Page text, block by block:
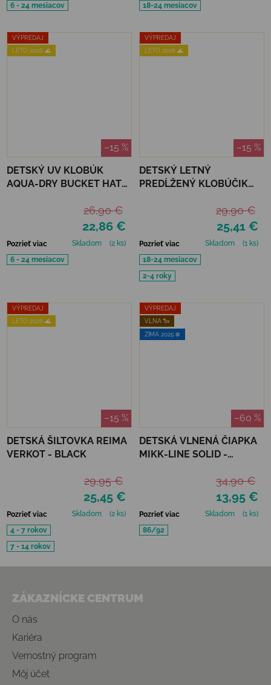
6 - 24 mesiacov
18-24 mesiacov
VÝPREDAJ
LETO 2026 🌊
–15 %
DETSKÝ UV KLOBÚK
AQUA-DRY BUCKET HAT
22,86 €
26,90 €
Pozrieť viac Skladom
(2 ks)
6 - 24 mesiacov
VÝPREDAJ
LETO 2026 🌊
–15 %
DETSKÝ LETNÝ
PREDĹŽENÝ KLOBÚČIK
25,41 €
29,90 €
Pozrieť viac Skladom
(1 ks)
18-24 mesiacov
2-4 roky
VÝPREDAJ
LETO 2026 🌊
–15 %
DETSKÁ ŠILTOVKA REIMA
VERKOT - BLACK
25,45 €
29,95 €
Pozrieť viac Skladom
(2 ks)
4 - 7 rokov
7 - 14 rokov
VÝPREDAJ
VLNA 🐑
ZIMA 2025 ❄️
–60 %
DETSKÁ VLNENÁ ČIAPKA
MIKK-LINE SOLID -
13,95 €
34,90 €
Pozrieť viac Skladom
(1 ks)
86/92
ZÁKAZNÍCKE CENTRUM
O nás
Kariéra
Vernostný program
Môj účet